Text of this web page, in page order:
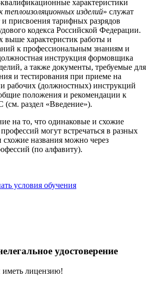
характеристики
изделий» служат
присвоения тарифных разрядов
кодекса Российской Федерации.
выше характеристик работы и
к профессиональным знаниям и
инструкция формовщика
а также документы, требуемые для
и тестирования при приеме на
рабочих (должностных) инструкций
положения и рекомендации к
раздел «Введение»).
на то, что одинаковые и схожие
могут встречаться в разных
названия можно через
(по алфавиту).
условия обучения
удостоверение
лицензию!